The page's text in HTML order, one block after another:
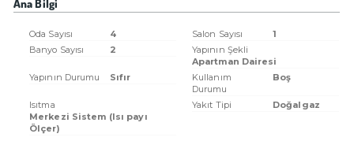
Oda Sayısı 4 Salon Sayısı
1
Banyo Sayısı
2
Yapının Şekli
Apartman Dairesi
Yapının Durumu
Sıfır
Kullanım
Durumu
Boş
Isıtma
Merkezi Sistem (Isı payı
Ölçer)
Yakıt Tipi Doğalgaz